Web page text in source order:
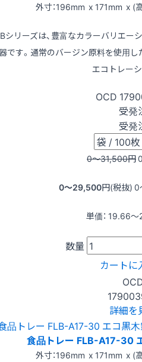
外寸：196mm x 171mm x (
シリーズは、豊富なカラーバリエー
です。通常のバージン原料を使用
エコトレー
OCD
受発
受発
0〜31,500円
0〜29,500円(税抜) 0
単価： 19.66〜
数量
カートに
詳細を
食品トレー FLB-A17-30
外寸：196mm x 171mm x (